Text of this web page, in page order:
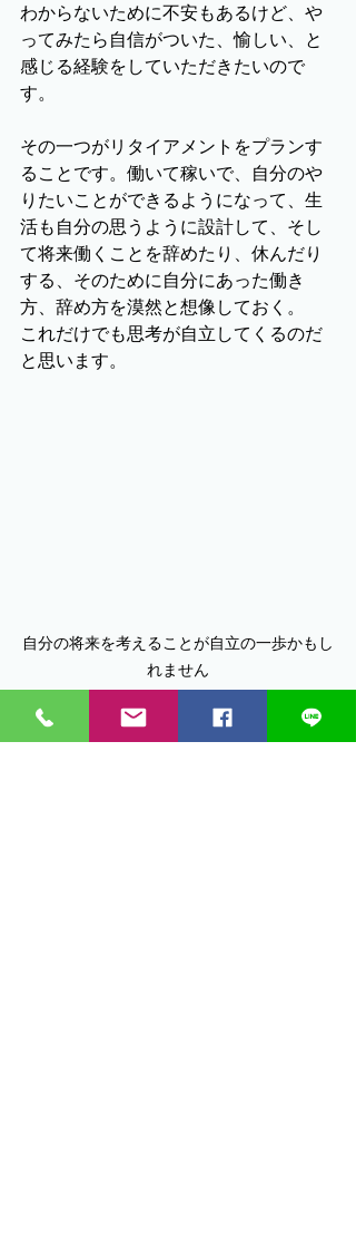
わからないために不安もあるけど、や
ってみたら自信がついた、愉しい、と
感じる経験をしていただきたいので
す。
その一つがリタイアメントをプランす
ることです。働いて稼いで、自分のや
りたいことができるようになって、生
活も自分の思うように設計して、そし
て将来働くことを辞めたり、休んだり
する、そのために自分にあった働き
方、辞め方を漠然と想像しておく。
これだけでも思考が自立してくるのだ
と思います。
自分の将来を考えることが自立の一歩かもし
れません